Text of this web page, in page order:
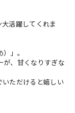
活躍してくれま
」。
が、甘くなりすぎな
いただけると嬉しい